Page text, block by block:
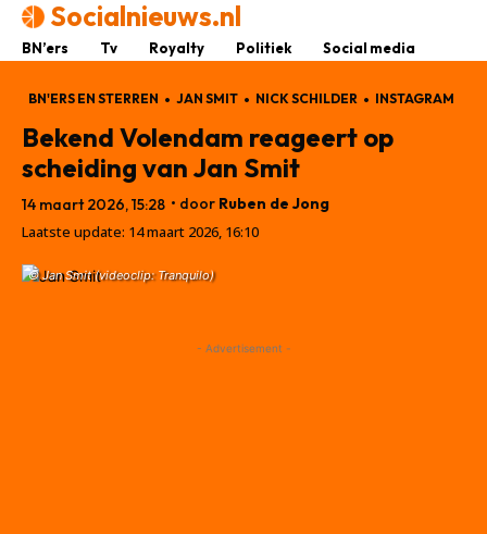
Socialnieuws.nl
BN’ers Tv Royalty Politiek Social media
BN'ERS EN STERREN JAN SMIT NICK SCHILDER INSTAGRAM
Bekend Volendam reageert op
scheiding van Jan Smit
14 maart 2026, 15:28 • door Ruben de Jong
Laatste update: 14 maart 2026, 16:10
© Jan Smit (videoclip: Tranquilo)
- Advertisement -